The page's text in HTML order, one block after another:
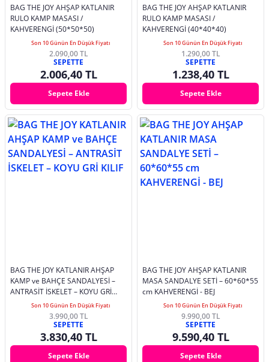
BAG THE JOY AHŞAP KATLANIR
RULO KAMP MASASI /
KAHVERENGİ (50*50*50)
Son 10 Günün En Düşük Fiyatı
2.090,00 TL
SEPETTE
2.006,40 TL
Sepete Ekle
BAG THE JOY AHŞAP KATLANIR
RULO KAMP MASASI /
KAHVERENGİ (40*40*40)
Son 10 Günün En Düşük Fiyatı
1.290,00 TL
SEPETTE
1.238,40 TL
Sepete Ekle
BAG THE JOY KATLANIR AHŞAP
KAMP ve BAHÇE SANDALYESİ –
ANTRASİT İSKELET – KOYU GRİ
Son 10 Günün En Düşük Fiyatı
3.990,00 TL
SEPETTE
3.830,40 TL
Sepete Ekle
BAG THE JOY AHŞAP KATLANIR
MASA SANDALYE SETİ – 60*60*55
cm KAHVERENGİ - BEJ
Son 10 Günün En Düşük Fiyatı
9.990,00 TL
SEPETTE
9.590,40 TL
Sepete Ekle